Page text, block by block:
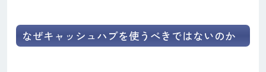
なぜキャッシュハブを使うべきではないのか